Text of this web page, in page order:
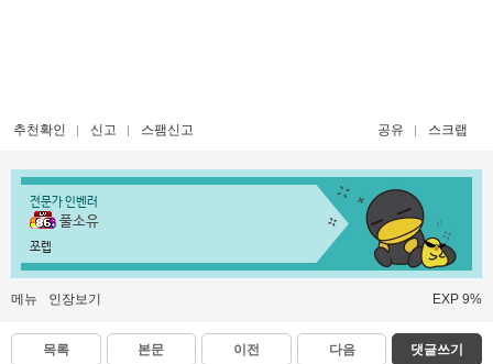
추천확인 신고 스팸신고 공유 스크랩
전문가 인벤러
풀소유
쪼렙
메뉴 인장보기 EXP 9%
목록 본문 이전 다음 댓글쓰기